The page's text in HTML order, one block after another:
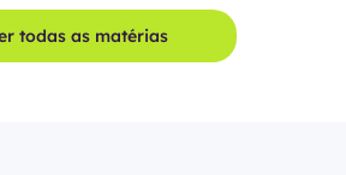
todas as matérias